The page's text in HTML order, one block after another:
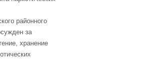
районного
за
хранение